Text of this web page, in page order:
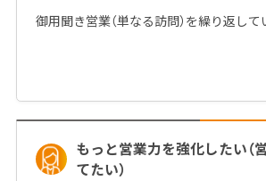
御用聞き営業（単なる訪問）を繰り返し
もっと営業力を強化したい（
てたい）